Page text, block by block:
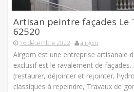
Artisan peintre façades Le
62520
16 décembre 2022 airgom
Airgom est une entreprise artisanale
exclusif est le ravalement de façades.
(restaurer, déjointer et rejointer,
classiques à repeindre, Travaux de